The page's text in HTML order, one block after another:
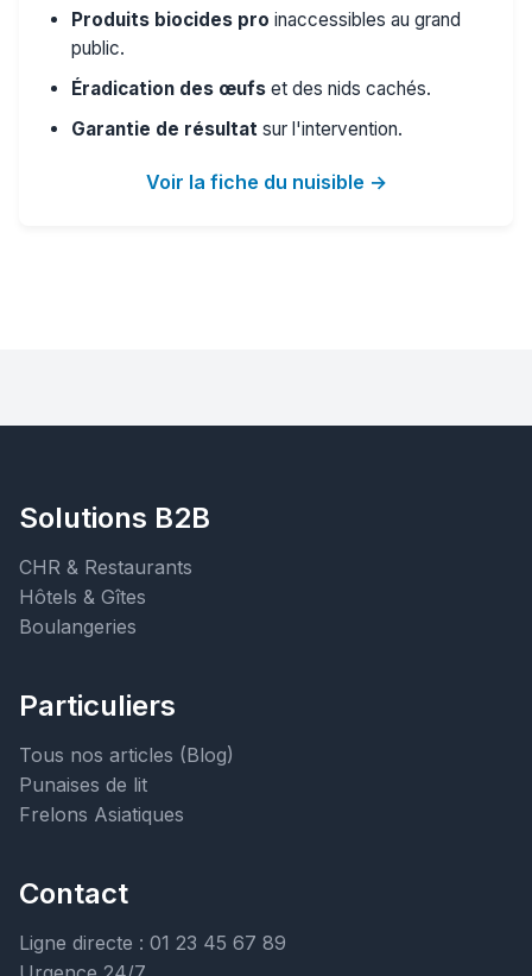
Produits biocides pro inaccessibles au grand
public.
Éradication des œufs et des nids cachés.
Garantie de résultat sur l'intervention.
Voir la fiche du nuisible →
Solutions B2B
CHR & Restaurants
Hôtels & Gîtes
Boulangeries
Particuliers
Tous nos articles (Blog)
Punaises de lit
Frelons Asiatiques
Contact
Ligne directe : 01 23 45 67 89